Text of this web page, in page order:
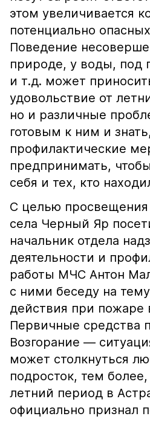
этом увеличивается
потенциально
Поведение
природе, у воды, под
и т.д. может
удовольствие от
но и различные
готовым к ним и
профилактические
предпринимать,
себя и тех, кто
С целью
села Черный Яр
начальник отдела
деятельности и
работы МЧС Антон
с ними беседу на
действия при пожаре
Первичные средства
Возгорание —
может столкнуться
подросток, тем
летний период в
официально признал